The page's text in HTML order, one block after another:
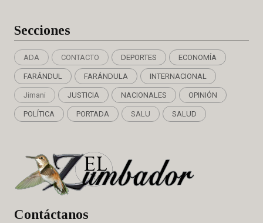
Secciones
ADA CONTACTO DEPORTES ECONOMÍA
FARÁNDUL FARÁNDULA INTERNACIONAL
Jimani JUSTICIA NACIONALES OPINIÓN
POLÍTICA PORTADA SALU SALUD
Contáctanos